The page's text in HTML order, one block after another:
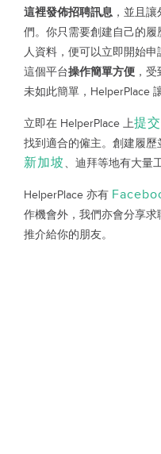
這裡發佈招聘訊息 ，並且
們。你只需要創建自己的
人資料，便可以立即開始申
這個平台操作簡單方便 ，
未如此簡單，HelperPlace
立即在 HelperPlace 上提
找到適合的僱主。創建履
新加坡、迪拜等地有大量
HelperPlace 亦有
作機會外，我們亦會分享
推介給你的朋友。